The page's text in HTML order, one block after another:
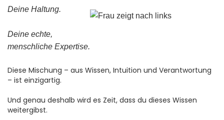
Deine Haltung.
Deine echte,
menschliche Expertise.
Diese Mischung – aus Wissen, Intuition und Verantwortung
– ist einzigartig.
Und genau deshalb wird es Zeit, dass du dieses Wissen
weitergibst.